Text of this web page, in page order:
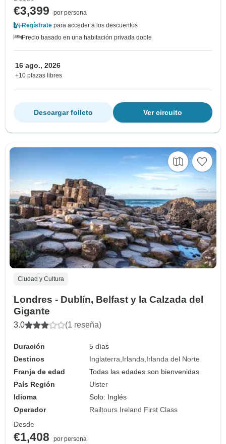
€3,399
por persona
Regístrate para acceder a los descuentos
Precio basado en una habitación privada doble
16 ago., 2026
+10 plazas libres
Ver circuito
Descargar folleto
Ciudad y Cultura
Londres - Dublín, Belfast y la Calzada del
Gigante
3.0 (1 reseña)
Duración
5 días
Destinos
Inglaterra Irlanda Irlanda del Norte
Franja de edad
Todas las edades son bienvenidas
País Región
Ulster
Idioma
Solo: Inglés
Operador
Railtours Ireland First Class
Desde
€1,408
por persona